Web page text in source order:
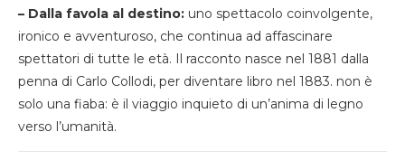
– Dalla favola al destino: uno spettacolo coinvolgente,
ironico e avventuroso, che continua ad affascinare
spettatori di tutte le età. Il racconto nasce nel 1881 dalla
penna di Carlo Collodi, per diventare libro nel 1883. non è
solo una fiaba: è il viaggio inquieto di un’anima di legno
verso l’umanità.